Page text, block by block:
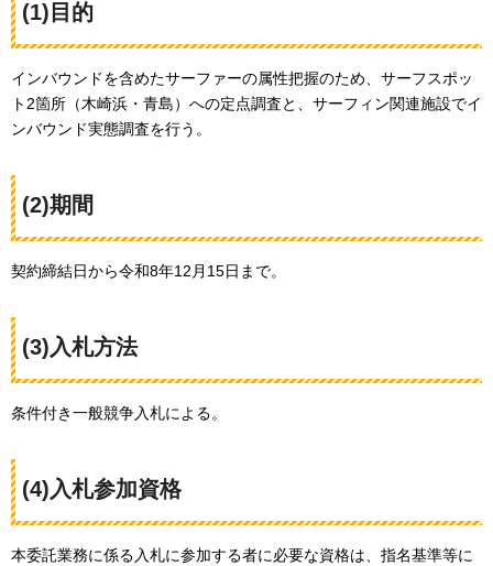
(1)目的
インバウンドを含めたサーファーの属性把握のため、サーフスポッ
ト2箇所（木崎浜・青島）への定点調査と、サーフィン関連施設でイ
ンバウンド実態調査を行う。
(2)期間
契約締結日から令和8年12月15日まで。
(3)入札方法
条件付き一般競争入札による。
(4)入札参加資格
本委託業務に係る入札に参加する者に必要な資格は、指名基準等に